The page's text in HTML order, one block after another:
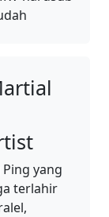
Ping yang
terlahir